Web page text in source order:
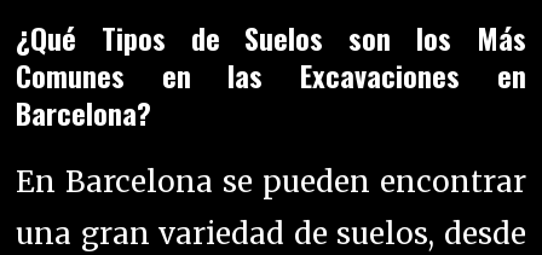
¿Qué Tipos de Suelos son los Más
Comunes en las Excavaciones en
Barcelona?
En Barcelona se pueden encontrar
una gran variedad de suelos, desde